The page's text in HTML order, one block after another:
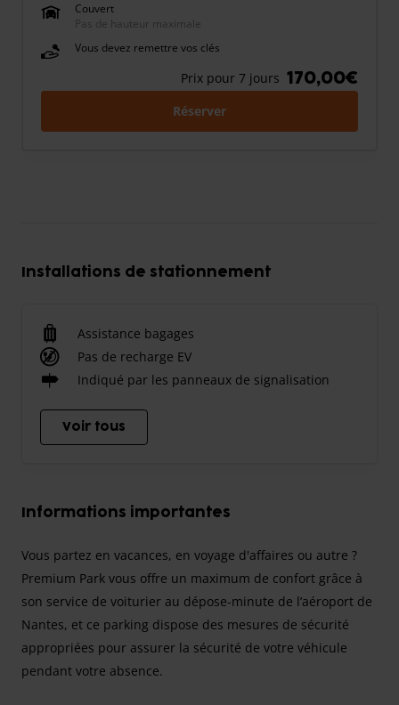
Couvert
Pas de hauteur maximale
Vous devez remettre vos clés
Prix pour 7 jours 170,00€
Réserver
Installations de stationnement
Assistance bagages
Pas de recharge EV
Indiqué par les panneaux de signalisation
Voir tous
Informations importantes
Vous partez en vacances, en voyage d'affaires ou autre ?
Premium Park vous offre un maximum de confort grâce à
son service de voiturier au dépose-minute de l’aéroport de
Nantes, et ce parking dispose des mesures de sécurité
appropriées pour assurer la sécurité de votre véhicule
pendant votre absence.